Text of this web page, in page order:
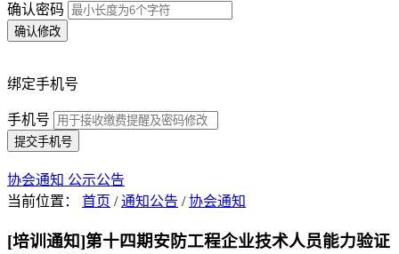
确认密码
确认修改
绑定手机号
手机号
提交手机号
协会通知 公示公告
当前位置： 首页 / 通知公告 /协会通知
[培训通知]第十四期安防工程企业技术人员能力验证